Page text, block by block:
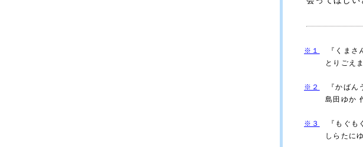
※１
『くまさ
とりごえ
※２
『かばん
島田ゆか
※３
『もぐも
しらたに